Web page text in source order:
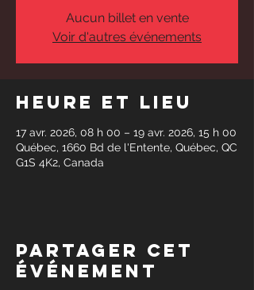
Aucun billet en vente
Voir d'autres événements
Heure et lieu
17 avr. 2026, 08 h 00 – 19 avr. 2026, 15 h 00
Québec, 1660 Bd de l'Entente, Québec, QC
G1S 4K2, Canada
Partager cet
événement